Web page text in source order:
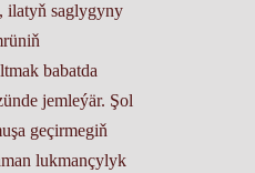
ilatyň saglygyny
babatda
jemleýär. Şol
geçirmegiň
lukmançylyk